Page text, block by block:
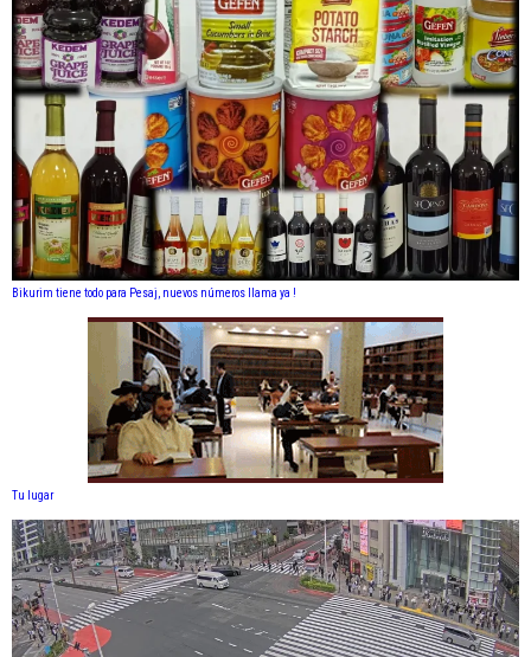
Bikurim tiene todo para Pesaj, nuevos números llama ya !
Tu lugar